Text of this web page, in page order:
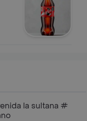
la sultana #